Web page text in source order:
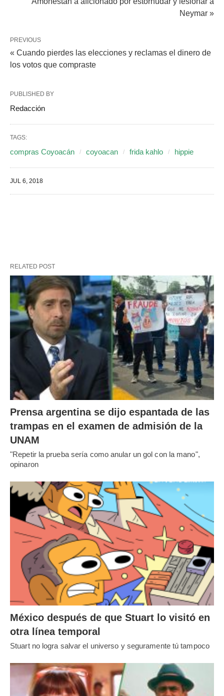
Neymar »
PREVIOUS
« Cuando pierdes las elecciones y reclamas el dinero de
los votos que compraste
PUBLISHED BY
Redacción
TAGS:
compras Coyoacán coyoacan frida kahlo hippie
JUL 6, 2018
RELATED POST
Prensa argentina se dijo espantada de las
trampas en el examen de admisión de la
UNAM
"Repetir la prueba sería como anular un gol con la mano",
opinaron
México después de que Stuart lo visitó en
otra línea temporal
Stuart no logra salvar el universo y seguramente tú tampoco